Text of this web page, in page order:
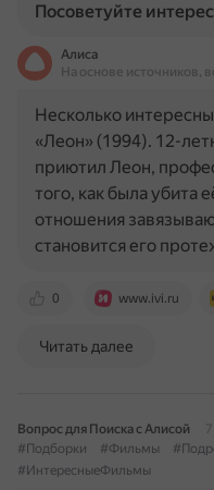
Посоветуйте
Алиса
На основе
0 www.ivi.ru
Несколько
«Леон» (1994). 12-
приютил Леон,
того, как была убита
отношения
становится его
Читать далее
Вопрос для Поиска с Алисой
#Подборки
#Фильмы
#ИнтересныеФильмы